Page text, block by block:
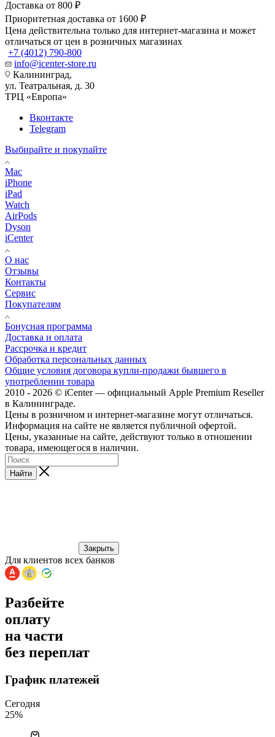
Доставка от 800 ₽
Приоритетная доставка от 1600 ₽
Цена действительна только для интернет-магазина и может
отличаться от цен в розничных магазинах
+7 (4012) 790-800
info@icenter-store.ru
Калининград,
ул. Театральная, д. 30
ТРЦ «Европа»
Вконтакте
Telegram
Выбирайте и покупайте
Mac
iPhone
iPad
Watch
AirPods
Dyson
iCenter
О нас
Отзывы
Контакты
Сервис
Покупателям
Бонусная программа
Доставка и оплата
Рассрочка и кредит
Обработка персональных данных
Общие условия договора купли-продажи бывшего в
употреблении товара
2010 - 2026 © iCenter — официальный Apple Premium Reseller
в Калининграде.
Цены в розничном и интернет-магазине могут отличаться.
Информация на сайте не является публичной офертой.
Цены, указанные на сайте, действуют только в отношении
товара, имеющегося в наличии.
Найти
Закрыть
Для клиентов всех банков
Разбейте
оплату
на части
без переплат
График платежей
Сегодня
25%